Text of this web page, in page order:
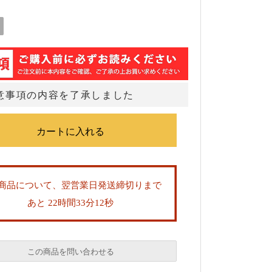
事項の内容を了承しました
品について、翌営業日発送締切りまで
あと 22時間33分11秒
この商品を問い合わせる